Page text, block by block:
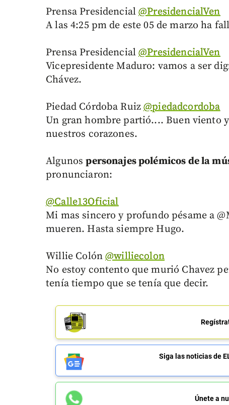
Prensa Presidencial‏@PresidencialVen
A las 4:25 pm de este 05 de marzo ha
Prensa Presidencial‏@PresidencialVen
Vicepresidente Maduro: vamos a ser
Chávez.
Piedad Córdoba Ruiz‏@piedadcordoba
Un gran hombre partió.... Buen viento
nuestros corazones.
Algunospersonajes polémicos de la
pronunciaron:
‏@Calle13Oficial
Mi mas sincero y profundo pésame a
mueren. Hasta siempre Hugo.
Willie Colón‏@williecolon
No estoy contento que murió Chavez
tenía tiempo que se tenía que decir.
Siga las noticias de
Únete a